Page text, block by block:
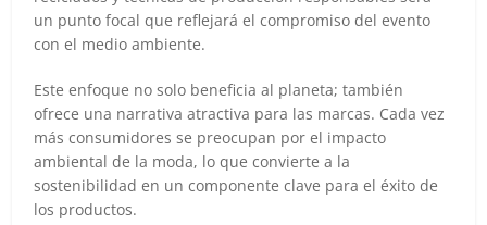
un punto focal que reflejará el compromiso del evento
con el medio ambiente.
Este enfoque no solo beneficia al planeta; también
ofrece una narrativa atractiva para las marcas. Cada vez
más consumidores se preocupan por el impacto
ambiental de la moda, lo que convierte a la
sostenibilidad en un componente clave para el éxito de
los productos.